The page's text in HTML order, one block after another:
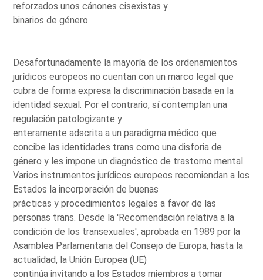
reforzados unos cánones cisexistas y
binarios de género.
Desafortunadamente la mayoría de los ordenamientos
jurídicos europeos no cuentan con un marco legal que
cubra de forma expresa la discriminación basada en la
identidad sexual. Por el contrario, sí contemplan una
regulación patologizante y
enteramente adscrita a un paradigma médico que
concibe las identidades trans como una disforia de
género y les impone un diagnóstico de trastorno mental.
Varios instrumentos jurídicos europeos recomiendan a los
Estados la incorporación de buenas
prácticas y procedimientos legales a favor de las
personas trans. Desde la 'Recomendación relativa a la
condición de los transexuales', aprobada en 1989 por la
Asamblea Parlamentaria del Consejo de Europa, hasta la
actualidad, la Unión Europea (UE)
continúa invitando a los Estados miembros a tomar